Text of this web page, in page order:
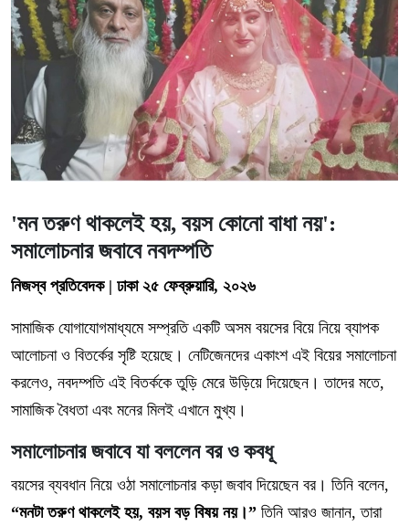
'মন তরুণ থাকলেই হয়, বয়স কোনো বাধা নয়':
সমালোচনার জবাবে নবদম্পতি
নিজস্ব প্রতিবেদক | ঢাকা ২৫ ফেব্রুয়ারি, ২০২৬
সামাজিক যোগাযোগমাধ্যমে সম্প্রতি একটি অসম বয়সের বিয়ে নিয়ে ব্যাপক
আলোচনা ও বিতর্কের সৃষ্টি হয়েছে। নেটিজেনদের একাংশ এই বিয়ের সমালোচনা
করলেও, নবদম্পতি এই বিতর্ককে তুড়ি মেরে উড়িয়ে দিয়েছেন। তাদের মতে,
সামাজিক বৈধতা এবং মনের মিলই এখানে মুখ্য।
সমালোচনার জবাবে যা বললেন বর ও কবধূ
বয়সের ব্যবধান নিয়ে ওঠা সমালোচনার কড়া জবাব দিয়েছেন বর। তিনি বলেন,
“মনটা তরুণ থাকলেই হয়, বয়স বড় বিষয় নয়।” তিনি আরও জানান, তারা